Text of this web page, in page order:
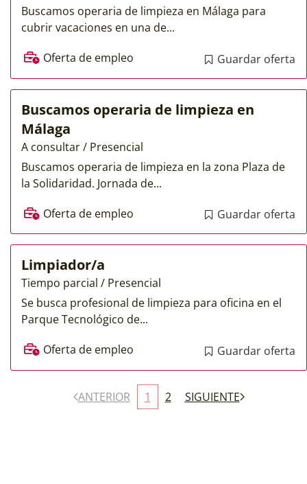
Buscamos operaria de limpieza en Málaga para
cubrir vacaciones en una de...
Oferta de empleo
Guardar oferta
Buscamos operaria de limpieza en
Málaga
A consultar / Presencial
Buscamos operaria de limpieza en la zona Plaza de
la Solidaridad. Jornada de...
Oferta de empleo
Guardar oferta
Limpiador/a
Tiempo parcial / Presencial
Se busca profesional de limpieza para oficina en el
Parque Tecnológico de...
Oferta de empleo
Guardar oferta
ANTERIOR 1 2 SIGUIENTE